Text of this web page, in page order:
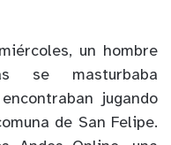
un hombre
se masturbaba
jugando
de San Felipe.